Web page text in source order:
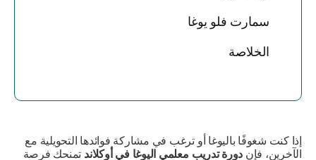
سمارت فلو يوغا
الخلاصة
إذا كنت شغوفًا باليوغا أو ترغب في مشاركة فوائدها التحويلية مع
الآخرين، فإندورة تدريب معلمي اليوغا في أوكلاندتمنحك فرصة